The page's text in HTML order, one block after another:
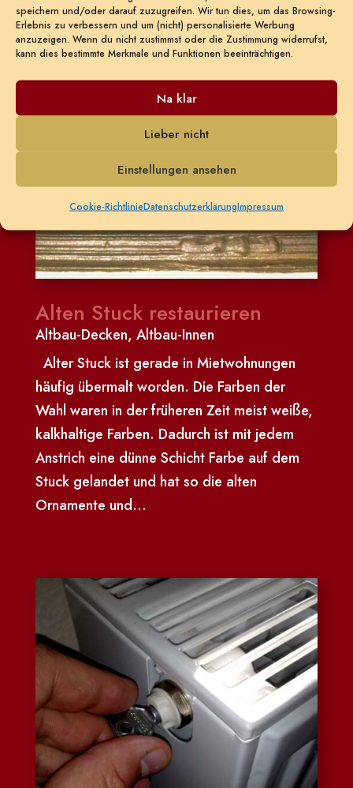
speichern und/oder darauf zuzugreifen. Wir tun dies, um das Browsing-
Erlebnis zu verbessern und um (nicht) personalisierte Werbung
anzuzeigen. Wenn du nicht zustimmst oder die Zustimmung widerrufst,
kann dies bestimmte Merkmale und Funktionen beeinträchtigen.
Na klar
Lieber nicht
Einstellungen ansehen
Cookie-RichtlinieDatenschutzerklärungImpressum
Alten Stuck restaurieren
Altbau-Decken, Altbau-Innen
Alter Stuck ist gerade in Mietwohnungen
häufig übermalt worden. Die Farben der
Wahl waren in der früheren Zeit meist weiße,
kalkhaltige Farben. Dadurch ist mit jedem
Anstrich eine dünne Schicht Farbe auf dem
Stuck gelandet und hat so die alten
Ornamente und...